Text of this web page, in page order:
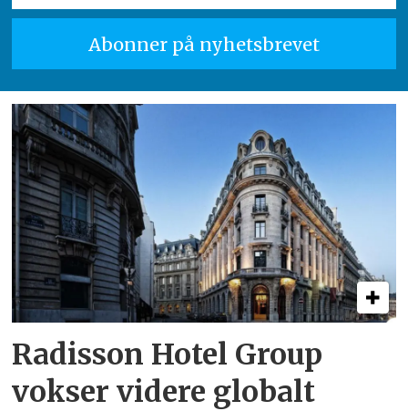
Radisson Hotel Group
vokser videre globalt